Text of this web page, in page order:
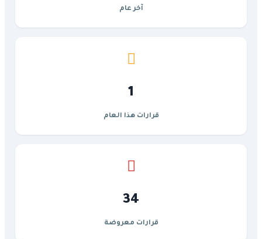
آخر عام
1
قرارات هذا العام
34
قرارات معروضة